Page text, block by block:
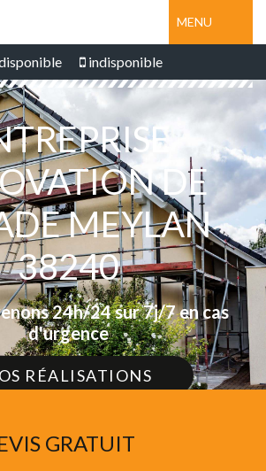
MENU
indisponible
DE
MEYLAN
38240
24h/24 sur 7j/7 en cas
d'urgence
RÉALISATIONS
GRATUIT